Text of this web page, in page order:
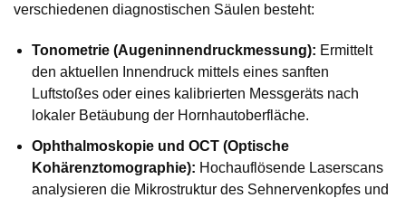
verschiedenen diagnostischen Säulen besteht:
Tonometrie (Augeninnendruckmessung): Ermittelt
den aktuellen Innendruck mittels eines sanften
Luftstoßes oder eines kalibrierten Messgeräts nach
lokaler Betäubung der Hornhautoberfläche.
Ophthalmoskopie und OCT (Optische
Kohärenztomographie): Hochauflösende Laserscans
analysieren die Mikrostruktur des Sehnervenkopfes und